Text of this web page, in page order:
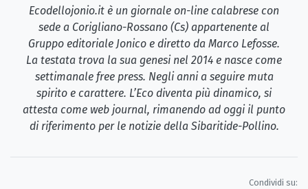
Ecodellojonio.it è un giornale on-line calabrese con
sede a Corigliano-Rossano (Cs) appartenente al
Gruppo editoriale Jonico e diretto da Marco Lefosse.
La testata trova la sua genesi nel 2014 e nasce come
settimanale free press. Negli anni a seguire muta
spirito e carattere. L’Eco diventa più dinamico, si
attesta come web journal, rimanendo ad oggi il punto
di riferimento per le notizie della Sibaritide-Pollino.
Condividi su: